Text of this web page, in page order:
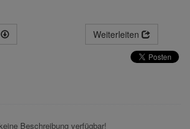
Weiterleiten
Beschreibung verfügbar!